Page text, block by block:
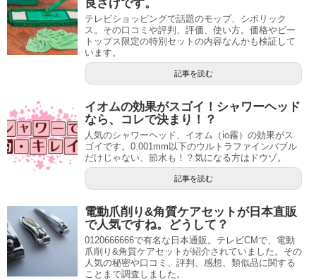
良さげです。
テレビショッピングで話題のモップ、シボリック
ス。その口コミや評判、評価、使い方。価格やビー
トップス限定の特別セットの内容なんかも検証して
います。
記事を読む
イオムの効果がスゴイ！シャワーヘッド
なら、コレで決まり！？
人気のシャワーヘッド、イオム（io霧）の効果がス
ゴイです。0.001mm以下のウルトラファインバブル
だけじゃない、節水も！？気になる方はドウゾ。
記事を読む
電動爪削り&角質ケアセットが日本直販
で人気ですね。どうして？
0120666666で有名な日本通販。テレビCMで、電動
爪削り&角質ケアセットが紹介されていました。その
人気の秘密や口コミ、評判、感想、類似品に関する
ことまで調査しました。